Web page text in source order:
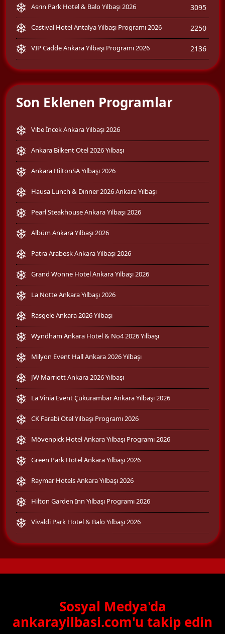
Asrın Park Hotel & Balo Yılbaşı 2026 3095
Castival Hotel Antalya Yılbaşı Programı 2026 2250
VIP Cadde Ankara Yılbaşı Programı 2026 2136
Son Eklenen Programlar
Vibe İncek Ankara Yılbaşı 2026
Ankara Bilkent Otel 2026 Yılbaşı
Ankara HiltonSA Yılbaşı 2026
Hausa Lunch & Dinner 2026 Ankara Yılbaşı
Pearl Steakhouse Ankara Yılbaşı 2026
Albüm Ankara Yılbaşı 2026
Patra Arabesk Ankara Yılbaşı 2026
Grand Wonne Hotel Ankara Yılbaşı 2026
La Notte Ankara Yılbaşı 2026
Rasgele Ankara 2026 Yılbaşı
Wyndham Ankara Hotel & No4 2026 Yılbaşı
Milyon Event Hall Ankara 2026 Yılbaşı
JW Marriott Ankara 2026 Yılbaşı
La Vinia Event Çukurambar Ankara Yılbaşı 2026
CK Farabi Otel Yılbaşı Programı 2026
Mövenpick Hotel Ankara Yılbaşı Programı 2026
Green Park Hotel Ankara Yılbaşı 2026
Raymar Hotels Ankara Yılbaşı 2026
Hilton Garden Inn Yılbaşı Programı 2026
Vivaldi Park Hotel & Balo Yılbaşı 2026
Sosyal Medya'da
ankarayilbasi.com'u takip edin